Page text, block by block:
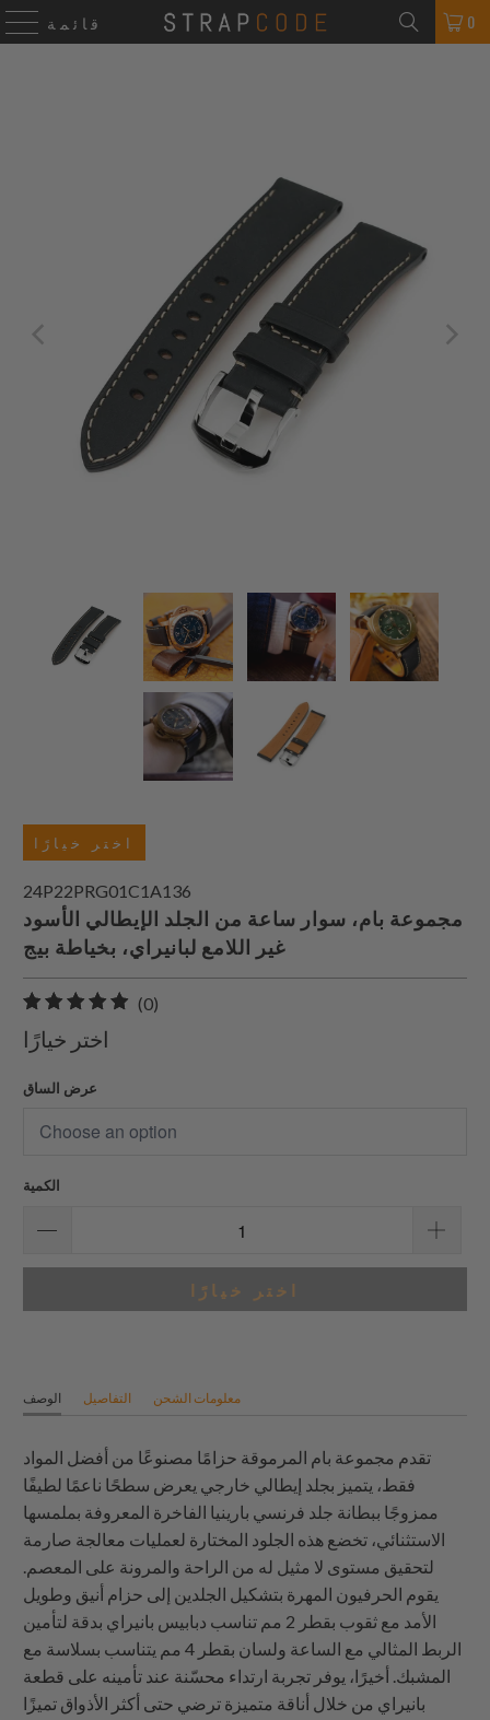
قائمة 0
اختر خيارًا
24P22PRG01C1A136
مجموعة بام، سوار ساعة من الجلد الإيطالي الأسود
غير اللامع لبانيراي، بخياطة بيج
(0)
اختر خيارًا
عرض الساق
الكمية
اختر خيارًا
الوصف التفاصيل معلومات الشحن
تقدم مجموعة بام المرموقة حزامًا مصنوعًا من أفضل المواد
فقط، يتميز بجلد إيطالي خارجي يعرض سطحًا ناعمًا لطيفًا
ممزوجًا ببطانة جلد فرنسي بارينيا الفاخرة المعروفة بملمسها
الاستثنائي، تخضع هذه الجلود المختارة لعمليات معالجة صارمة
لتحقيق مستوى لا مثيل له من الراحة والمرونة على المعصم.
يقوم الحرفيون المهرة بتشكيل الجلدين إلى حزام أنيق وطويل
الأمد مع ثقوب بقطر 2 مم تناسب دبابيس بانيراي بدقة لتأمين
الربط المثالي مع الساعة ولسان بقطر 4 مم يتناسب بسلاسة مع
المشبك. أخيرًا، يوفر تجربة ارتداء محسّنة عند تأمينه على قطعة
بانيراي من خلال أناقة متميزة ترضي حتى أكثر الأذواق تميزًا